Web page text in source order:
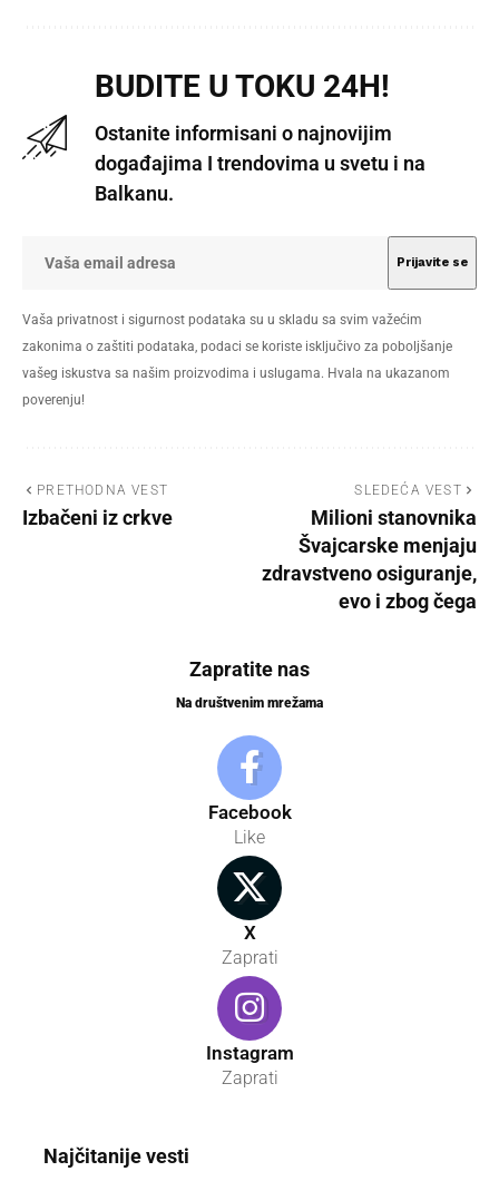
BUDITE U TOKU 24H!
Ostanite informisani o najnovijim
događajima I trendovima u svetu i na
Balkanu.
Vaša privatnost i sigurnost podataka su u skladu sa svim važećim
zakonima o zaštiti podataka, podaci se koriste isključivo za poboljšanje
vašeg iskustva sa našim proizvodima i uslugama. Hvala na ukazanom
poverenju!
PRETHODNA VEST
Izbačeni iz crkve
SLEDEĆA VEST
Milioni stanovnika
Švajcarske menjaju
zdravstveno osiguranje,
evo i zbog čega
Zapratite nas
Na društvenim mrežama
Facebook
Like
X
Zaprati
Instagram
Zaprati
Najčitanije vesti